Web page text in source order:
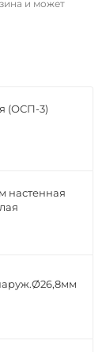
и может
(ОСП-3)
настенная